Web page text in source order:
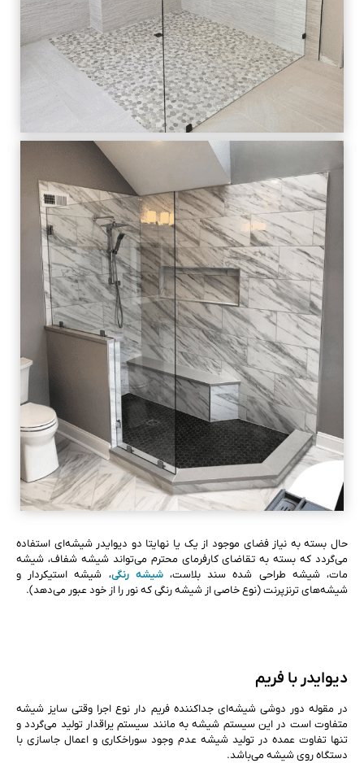
حال بسته به نیاز فضای موجود از یک یا نهایتا دو دیوایدر شیشه‌ای استفاده
می‌گردد که بسته به تقاضای کارفرمای محترم می‌تواند شیشه شفاف، شیشه
مات، شیشه طراحی شده سند بلاست،شیشه رنگی، شیشه استیکردار و
شیشه‌های ترنزپرنت (نوع خاصی از شیشه رنگی که نور را از خود عبور می‌دهد).
دیوایدر با فریم
در مقوله دور دوشی شیشه‌ای جداکننده فریم دار نوع اجرا وقتی سایز شیشه
متفاوت است در این سیستم شیشه به مانند سیستم یراقدار تولید می‌گردد و
تنها تفاوت عمده در تولید شیشه عدم وجود سوراخکاری و اعمال جاسازی با
دستگاه روی شیشه می‌باشد.